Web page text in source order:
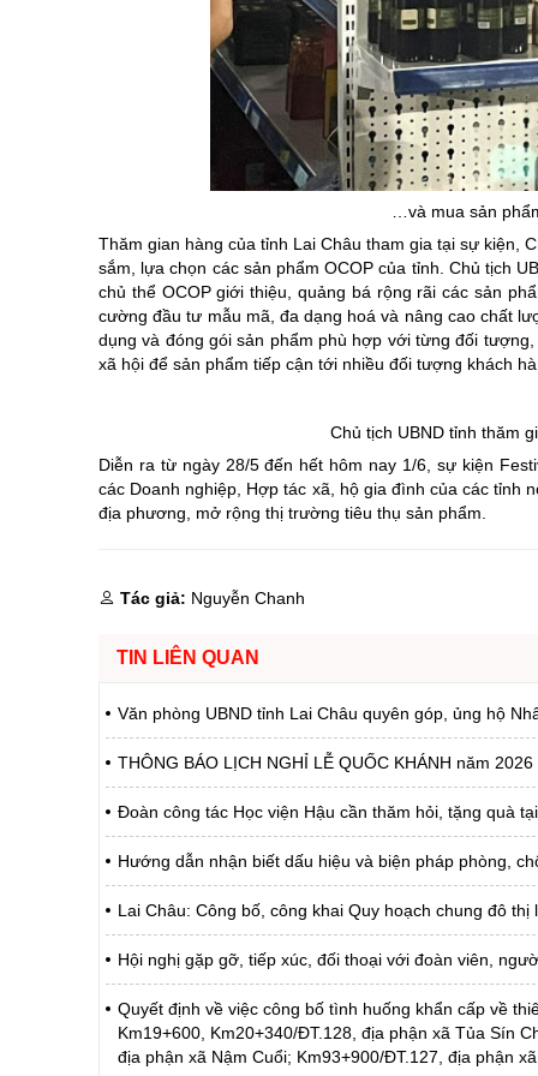
…và mua sản
Thăm gian hàng của tỉnh Lai Châu tham gia tại sự kiện,
sắm, lựa chọn các sản phẩm OCOP của tỉnh. Chủ tịch
chủ thể OCOP giới thiệu, quảng bá rộng rãi các sản
cường đầu tư mẫu mã, đa dạng hoá và nâng cao chất
dụng và đóng gói sản phẩm phù hợp với từng đối
xã hội để sản phẩm tiếp cận tới nhiều đối tượng khách
Chủ tịch UBND tỉnh thăm
Diễn ra từ ngày 28/5 đến hết hôm nay 1/6, sự kiện
các Doanh nghiệp, Hợp tác xã, hộ gia đình của các tỉnh
địa phương, mở rộng thị trường tiêu thụ sản phẩm.
Tác giả: Nguyễn Chanh
TIN LIÊN QUAN
Văn phòng UBND tỉnh Lai Châu quyên góp, ủng hộ
THÔNG BÁO LỊCH NGHỈ LỄ QUỐC KHÁNH năm 2026
Đoàn công tác Học viện Hậu cần thăm hỏi, tặng quà
Hướng dẫn nhận biết dấu hiệu và biện pháp phòng,
Lai Châu: Công bố, công khai Quy hoạch chung đô
Hội nghị gặp gỡ, tiếp xúc, đối thoại với đoàn viên,
Quyết định về việc công bố tình huống khẩn cấp về
Km19+600, Km20+340/ĐT.128, địa phận xã Tủa Sín
địa phận xã Nậm Cuổi; Km93+900/ĐT.127, địa phận